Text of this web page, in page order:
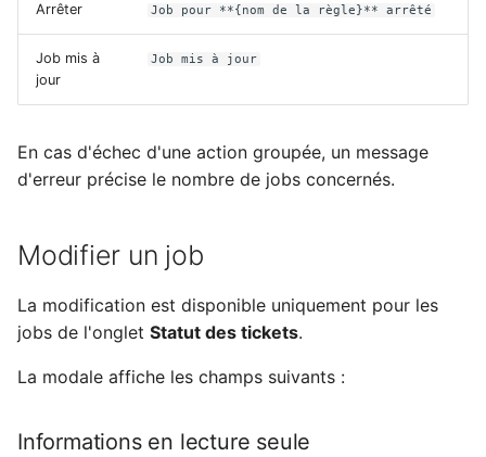
Arrêter Job pour **{nom de la règle}** arrêté
Job mis à
jour
Job mis à jour
En cas d'échec d'une action groupée, un message
d'erreur précise le nombre de jobs concernés.
Modifier un job
La modification est disponible uniquement pour les
jobs de l'onglet Statut des tickets.
La modale affiche les champs suivants :
Informations en lecture seule